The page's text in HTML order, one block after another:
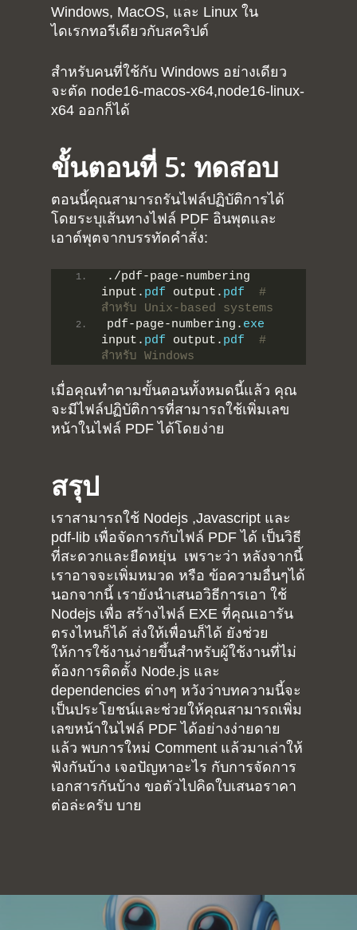
Windows, MacOS, และ Linux ใน
ไดเรกทอรีเดียวกับสคริปต์
สำหรับคนที่ใช้กับ Windows อย่างเดียว
จะตัด node16-macos-x64,node16-linux-
x64 ออกก็ได้
ขั้นตอนที่ 5: ทดสอบ
ตอนนี้คุณสามารถรันไฟล์ปฏิบัติการได้
โดยระบุเส้นทางไฟล์ PDF อินพุตและ
เอาต์พุตจากบรรทัดคำสั่ง:
./pdf-page-numbering
input. pdf output. pdf
#
สำหรับ Unix-based systems
pdf-page-numbering. exe
input. pdf output. pdf
#
สำหรับ Windows
เมื่อคุณทำตามขั้นตอนทั้งหมดนี้แล้ว คุณ
จะมีไฟล์ปฏิบัติการที่สามารถใช้เพิ่มเลข
หน้าในไฟล์ PDF ได้โดยง่าย
สรุป
เราสามารถใช้ Nodejs ,Javascript และ
pdf-lib เพื่อจัดการกับไฟล์ PDF ได้ เป็นวิธี
ที่สะดวกและยืดหยุ่น เพราะว่า หลังจากนี้
เราอาจจะเพิ่มหมวด หรือ ข้อความอื่นๆได้
นอกจากนี้ เรายังนำเสนอวิธีการเอา ใช้
Nodejs เพื่อ สร้างไฟล์ EXE ที่คุณเอารัน
ตรงไหนก็ได้ ส่งให้เพื่อนก็ได้ ยังช่วย
ให้การใช้งานง่ายขึ้นสำหรับผู้ใช้งานที่ไม่
ต้องการติดตั้ง Node.js และ
dependencies ต่างๆ หวังว่าบทความนี้จะ
เป็นประโยชน์และช่วยให้คุณสามารถเพิ่ม
เลขหน้าในไฟล์ PDF ได้อย่างง่ายดาย
แล้ว พบการใหม่ Comment แล้วมาเล่าให้
ฟังกันบ้าง เจอปัญหาอะไร กับการจัดการ
เอกสารกันบ้าง ขอตัวไปคิดใบเสนอราคา
ต่อล่ะครับ บาย